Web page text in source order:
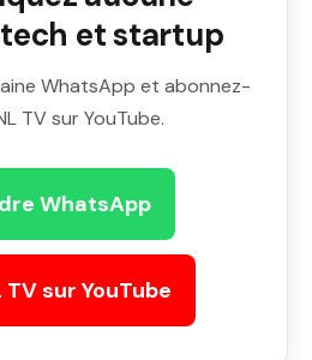
et startup
WhatsApp et abonnez-
TV sur YouTube.
WhatsApp
TV sur YouTube